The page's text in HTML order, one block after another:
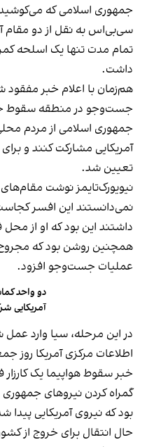
جمهوری اسلامی که
سی‌بی‌اس به نقل از دو مقام
تمام مدت تنها یک اسلحه
داشت.
هم‌زمان با اعلام خبر مفقود
جست‌وجو در منطقه سقوط
جمهوری اسلامی از مردم
تعیین شد.
نیویورک‌تایمز نوشت مقام‌های
نمی‌دانستند این افسر
داشتند این بود که او از
همچنین روشن بود که
عملیات جست‌وجو افزود.
دو واحد
آمریکایی
در این مرحله، سیا وارد عمل
اطلاعات مرکزی آمریکا روز
خبر سقوط هواپیما یک
گمراه کردن نیروهای
بود که نیروی آمریکایی پیدا
حال انتقال برای خروج از